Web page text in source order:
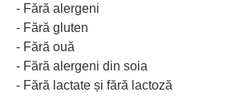
- Fără alergeni
- Fără gluten
- Fără ouă
- Fără alergeni din soia
- Fără lactate și fără lactoză